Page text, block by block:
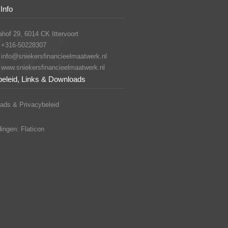
29, 6014 CK Ittervoort
+316-50228307
info@sniekersfinancieelmaatwerk.nl
www.sniekersfinancieelmaatwerk.nl
Links & Downloads
& Privacybeleid
Flaticon